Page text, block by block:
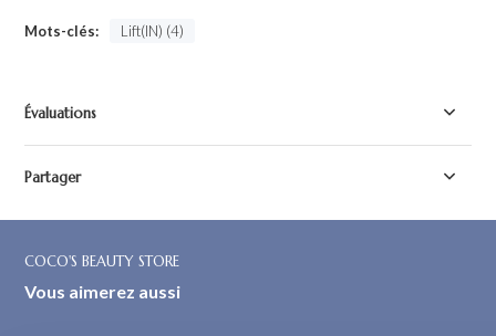
Mots-clés: Lift(IN) (4)
Évaluations
Partager
COCO'S BEAUTY STORE
Vous aimerez aussi